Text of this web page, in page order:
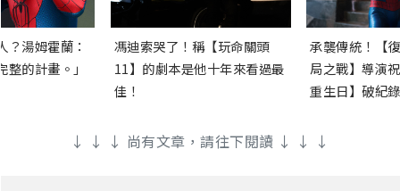
？湯姆霍蘭：
的計畫。」
馮迪索哭了！稱【玩命關頭
11】的劇本是他十年來看過最
佳！
承襲傳統！【
局之戰】導演
重生日】破紀
↓ ↓ ↓ 尚有文章，請往下閱讀 ↓ ↓ ↓